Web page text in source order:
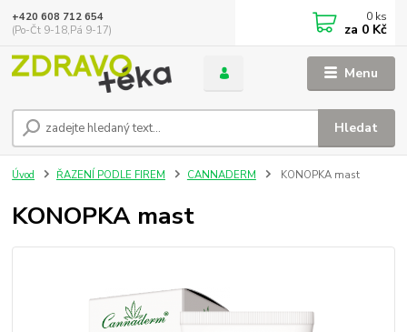
Menu
Hledat
+420 608 712 654
(Po-Čt 9-18,Pá 9-17)
0 ks
za 0 Kč
Úvod ŘAZENÍ PODLE FIREM CANNADERM KONOPKA mast
KONOPKA mast